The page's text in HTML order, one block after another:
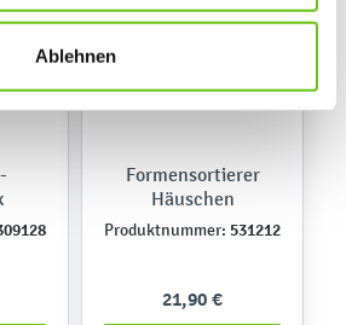
Informationen zur Datennutzung
Ablehnen
Formensortierer
Häuschen
Produktnummer: 531212
21,90 €